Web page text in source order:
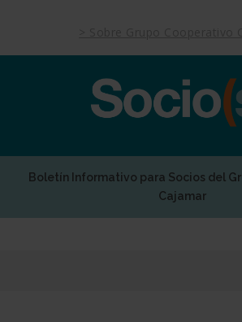
main
Boletín Informativo para Socios del
Cajamar